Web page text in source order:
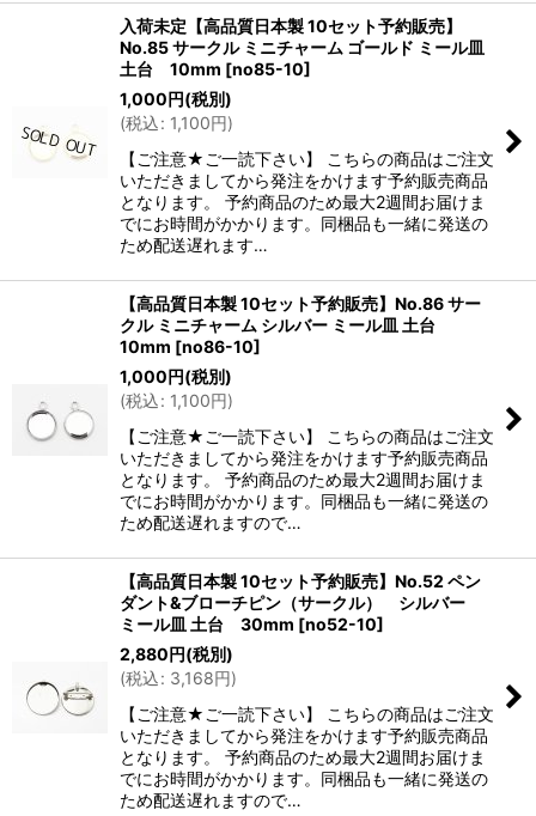
入荷未定【高品質日本製 10セット予約販売】
No.85 サークル ミニチャーム ゴールド ミール皿
土台 10mm [no85-10]
1,000円(税別)
(税込: 1,100円)
【ご注意★ご一読下さい】 こちらの商品はご注文
いただきましてから発注をかけます予約販売商品
となります。 予約商品のため最大2週間お届けま
でにお時間がかかります。同梱品も一緒に発送の
ため配送遅れます…
【高品質日本製 10セット予約販売】No.86 サー
クル ミニチャーム シルバー ミール皿 土台
10mm [no86-10]
1,000円(税別)
(税込: 1,100円)
【ご注意★ご一読下さい】 こちらの商品はご注文
いただきましてから発注をかけます予約販売商品
となります。 予約商品のため最大2週間お届けま
でにお時間がかかります。同梱品も一緒に発送の
ため配送遅れますので…
【高品質日本製 10セット予約販売】No.52 ペン
ダント&ブローチピン（サークル） シルバー
ミール皿 土台 30mm [no52-10]
2,880円(税別)
(税込: 3,168円)
【ご注意★ご一読下さい】 こちらの商品はご注文
いただきましてから発注をかけます予約販売商品
となります。 予約商品のため最大2週間お届けま
でにお時間がかかります。同梱品も一緒に発送の
ため配送遅れますので…